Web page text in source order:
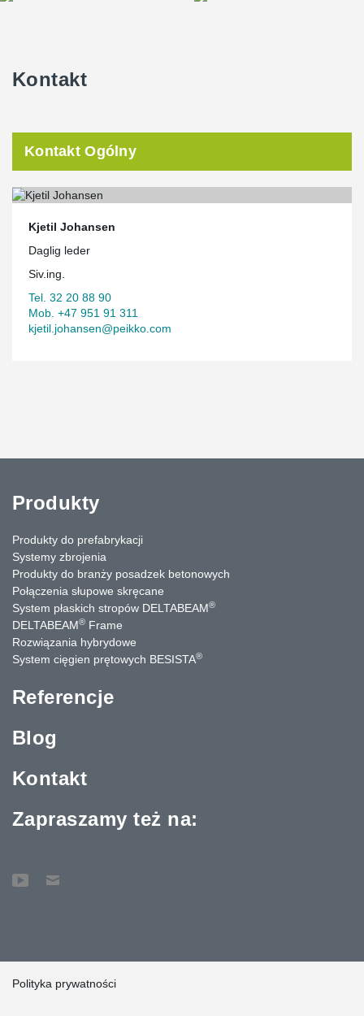
Kontakt
Kontakt Ogólny
Kjetil Johansen
Daglig leder
Siv.ing.
Tel. 32 20 88 90
Mob. +47 951 91 311
kjetil.johansen@peikko.com
Produkty
Produkty do prefabrykacji
Systemy zbrojenia
Produkty do branży posadzek betonowych
Połączenia słupowe skręcane
System płaskich stropów DELTABEAM®
DELTABEAM® Frame
Rozwiązania hybrydowe
System cięgien prętowych BESISTA®
Referencje
Blog
Kontakt
Zapraszamy też na:
Polityka prywatności